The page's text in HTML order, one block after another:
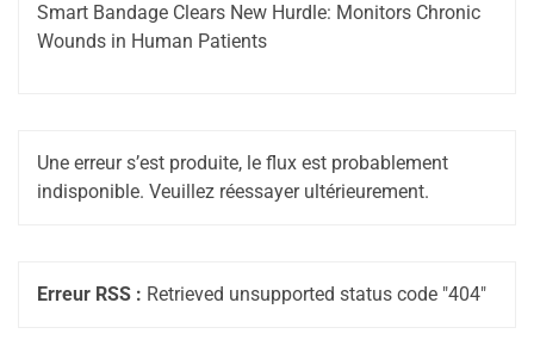
Smart Bandage Clears New Hurdle: Monitors Chronic
Wounds in Human Patients
Une erreur s’est produite, le flux est probablement
indisponible. Veuillez réessayer ultérieurement.
Erreur RSS : Retrieved unsupported status code "404"